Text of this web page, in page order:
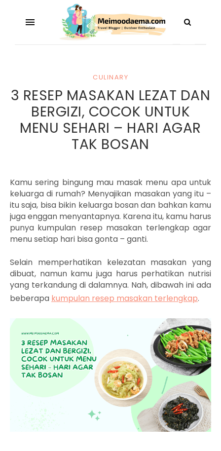
CULINARY
3 RESEP MASAKAN LEZAT DAN
BERGIZI, COCOK UNTUK
MENU SEHARI – HARI AGAR
TAK BOSAN
Kamu sering bingung mau masak menu apa untuk
keluarga di rumah? Menyajikan masakan yang itu –
itu saja, bisa bikin keluarga bosan dan bahkan kamu
juga enggan menyantapnya. Karena itu, kamu harus
punya kumpulan resep masakan terlengkap agar
menu setiap hari bisa gonta – ganti.
Selain memperhatikan kelezatan masakan yang
dibuat, namun kamu juga harus perhatikan nutrisi
yang terkandung di dalamnya. Nah, dibawah ini ada
beberapa kumpulan resep masakan terlengkap.